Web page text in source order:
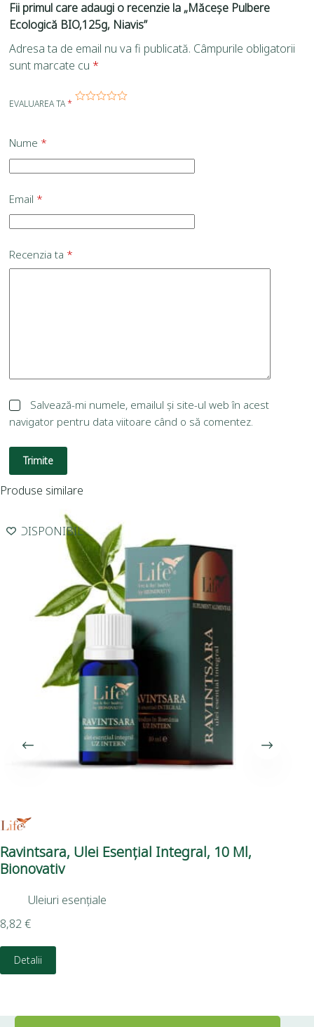
Fii primul care adaugi o recenzie la „Măceșe Pulbere
Ecologică BIO,125g, Niavis”
Adresa ta de email nu va fi publicată. Câmpurile obligatorii
sunt marcate cu *
EVALUAREA TA*
Nume *
Email *
Recenzia ta *
Salvează-mi numele, emailul și site-ul web în acest
navigator pentru data viitoare când o să comentez.
Trimite
Produse similare
INDISPONIBIL
Ravintsara, Ulei Esențial Integral, 10 Ml,
Bionovativ
Uleiuri esențiale
8,82€
Detalii